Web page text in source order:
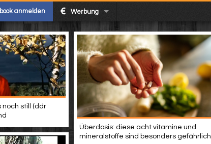
anmelden Werbung
noch still (ddr
Überdosis: diese acht vitamine und
mineralstoffe sind besonders gefährlich